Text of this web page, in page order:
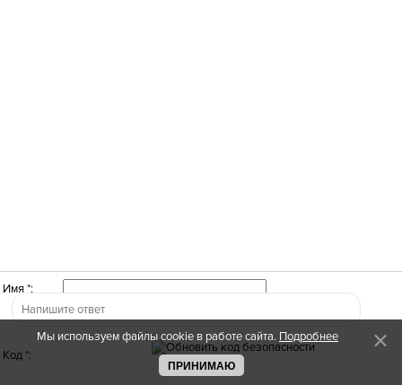
Имя *:
Код *:
Мы используем файлы cookie в работе сайта. Подробнее
ПРИНИМАЮ